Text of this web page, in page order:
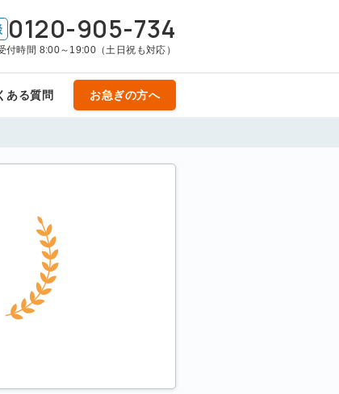
0120-905-734
付時間 8:00～19:00（土日祝も対応）
ある質問 お急ぎの方へ